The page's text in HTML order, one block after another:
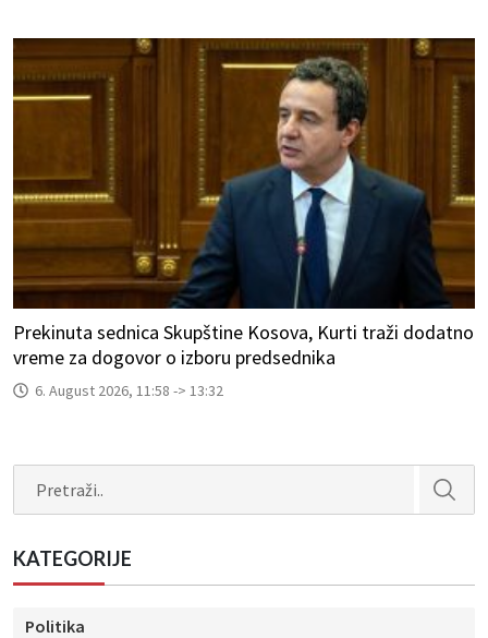
Prekinuta sednica Skupštine Kosova, Kurti traži dodatno
vreme za dogovor o izboru predsednika
6. August 2026, 11:58 -> 13:32
KATEGORIJE
Politika